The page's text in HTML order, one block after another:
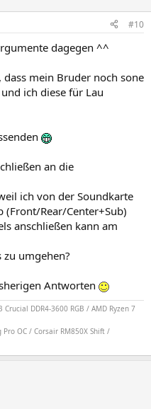
#10
dagegen ^^
mein Bruder noch sone
ich diese für Lau
an die
ich von der Soundkarte
(Front/Rear/Center+Sub)
anschließen kann am
zu umgehen?
Antworten
DDR4-3600 RGB / AMD Ryzen 7
OC / Corsair RM850X Shift /